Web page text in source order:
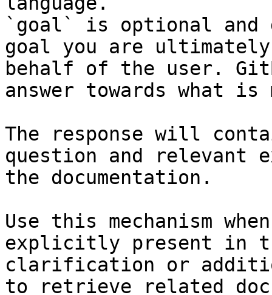
`goal` is optional and
goal you are
behalf of the user.
answer towards what
The response will
question and relevant
the documentation.
Use this mechanism
explicitly present in
clarification or